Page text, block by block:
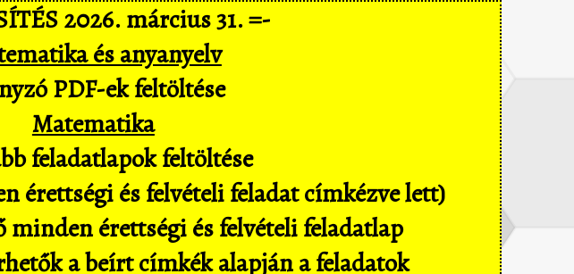
2026. március 31. =-
és anyanyelv
PDF-ek feltöltése
Matematika
feladatlapok feltöltése
érettségi és felvételi feladat címkézve lett)
minden érettségi és felvételi feladatlap
a beírt címkék alapján a feladatok